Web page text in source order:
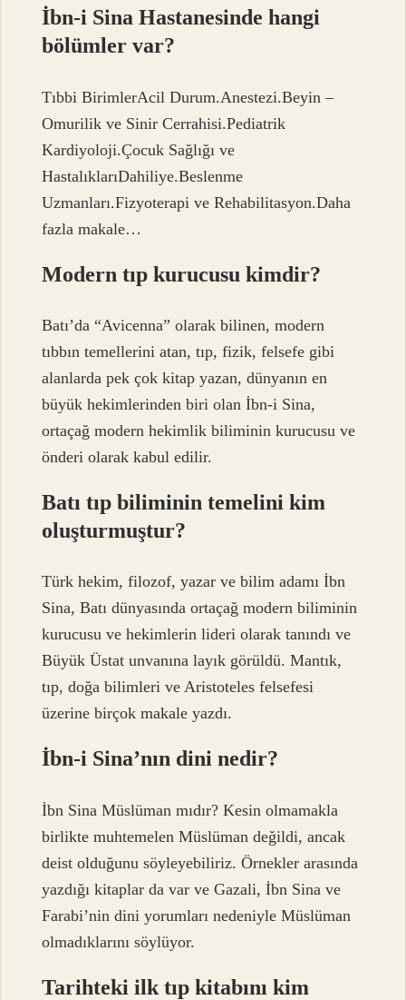
İbn-i Sina Hastanesinde hangi
bölümler var?
Tıbbi BirimlerAcil Durum.Anestezi.Beyin –
Omurilik ve Sinir Cerrahisi.Pediatrik
Kardiyoloji.Çocuk Sağlığı ve
HastalıklarıDahiliye.Beslenme
Uzmanları.Fizyoterapi ve Rehabilitasyon.Daha
fazla makale…
Modern tıp kurucusu kimdir?
Batı’da “Avicenna” olarak bilinen, modern
tıbbın temellerini atan, tıp, fizik, felsefe gibi
alanlarda pek çok kitap yazan, dünyanın en
büyük hekimlerinden biri olan İbn-i Sina,
ortaçağ modern hekimlik biliminin kurucusu ve
önderi olarak kabul edilir.
Batı tıp biliminin temelini kim
oluşturmuştur?
Türk hekim, filozof, yazar ve bilim adamı İbn
Sina, Batı dünyasında ortaçağ modern biliminin
kurucusu ve hekimlerin lideri olarak tanındı ve
Büyük Üstat unvanına layık görüldü. Mantık,
tıp, doğa bilimleri ve Aristoteles felsefesi
üzerine birçok makale yazdı.
İbn-i Sina’nın dini nedir?
İbn Sina Müslüman mıdır? Kesin olmamakla
birlikte muhtemelen Müslüman değildi, ancak
deist olduğunu söyleyebiliriz. Örnekler arasında
yazdığı kitaplar da var ve Gazali, İbn Sina ve
Farabi’nin dini yorumları nedeniyle Müslüman
olmadıklarını söylüyor.
Tarihteki ilk tıp kitabını kim